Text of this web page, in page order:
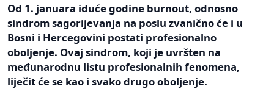
Od 1. januara iduće godine burnout, odnosno
sindrom sagorijevanja na poslu zvanično će i u
Bosni i Hercegovini postati profesionalno
oboljenje. Ovaj sindrom, koji je uvršten na
međunarodnu listu profesionalnih fenomena,
liječit će se kao i svako drugo oboljenje.